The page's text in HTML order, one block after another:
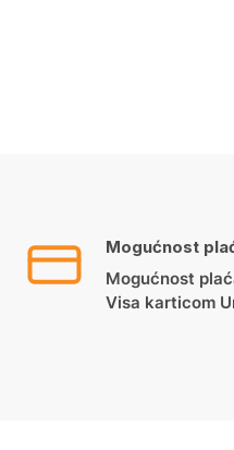
Mogućnost
Mogućnost
Visa karticom